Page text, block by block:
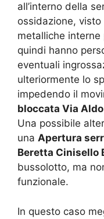
all’interno della
ossidazione,
metalliche
quindi hanno
eventuali
ulteriormente lo
impedendo il
bloccata Via
Una possibile
una Apertura
Beretta Cinisello
bussolotto, ma
funzionale.
In questo caso